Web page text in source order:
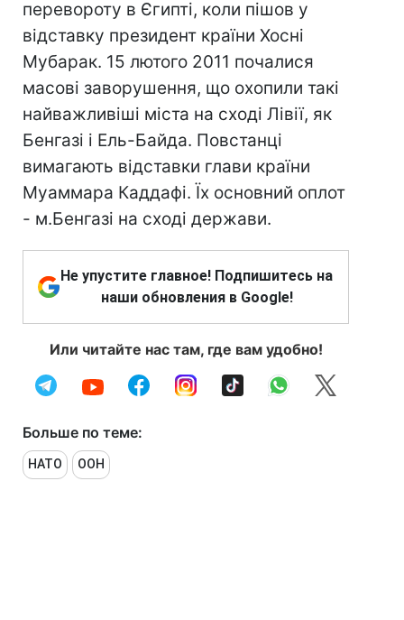
перевороту в Єгипті, коли пішов у
відставку президент країни Хосні
Мубарак. 15 лютого 2011 почалися
масові заворушення, що охопили такі
найважливіші міста на сході Лівії, як
Бенгазі і Ель-Байда. Повстанці
вимагають відставки глави країни
Муаммара Каддафі. Їх основний оплот
- м.Бенгазі на сході держави.
Не упустите главное! Подпишитесь на
наши обновления в Google!
Или читайте нас там, где вам удобно!
Больше по теме:
НАТО ООН